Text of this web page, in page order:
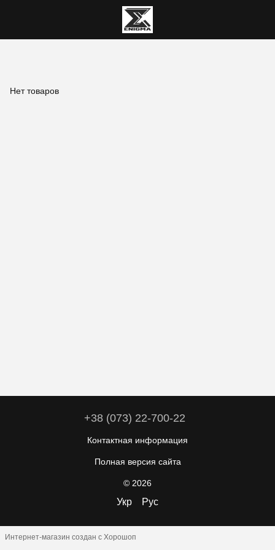
Нет товаров
+38 (073) 22-700-22
Контактная информация
Полная версия сайта
© 2026
Укр Рус
Интернет-магазин создан с Хорошоп